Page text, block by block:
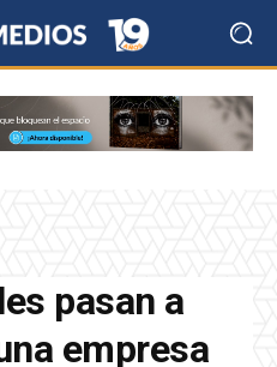
pasan a
empresa